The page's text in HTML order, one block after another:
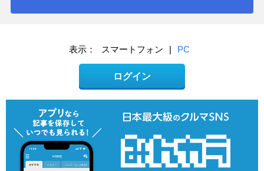
表示： スマートフォン | PC
ログイン